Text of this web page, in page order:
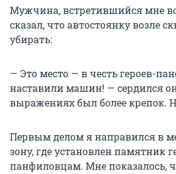
Мужчина, встретившийся мне
сказал, что автостоянку возле
убирать:
— Это место — в честь героев-
наставили машин! — сердился
выражениях был более крепок.
Первым делом я направился в
зону, где установлен памятник
панфиловцам. Мне показалось,